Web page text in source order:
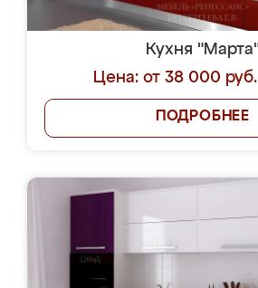
Кухня
Цена: от 38 000
ПОДРОБНЕЕ